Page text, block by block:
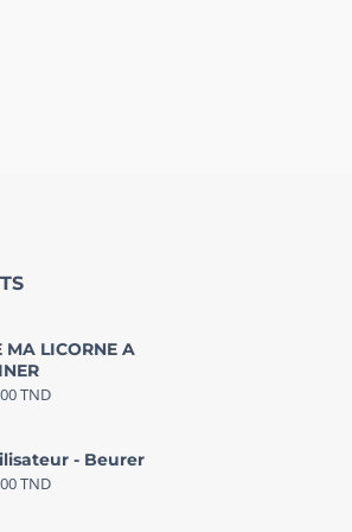
MA LICORNE A
TND
- Beurer
TND